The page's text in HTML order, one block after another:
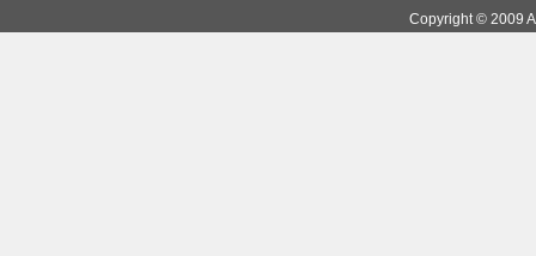
Copyright © 2009